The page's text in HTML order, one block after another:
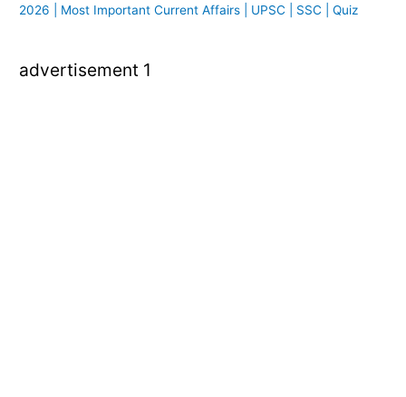
2026 | Most Important Current Affairs | UPSC | SSC | Quiz
advertisement 1